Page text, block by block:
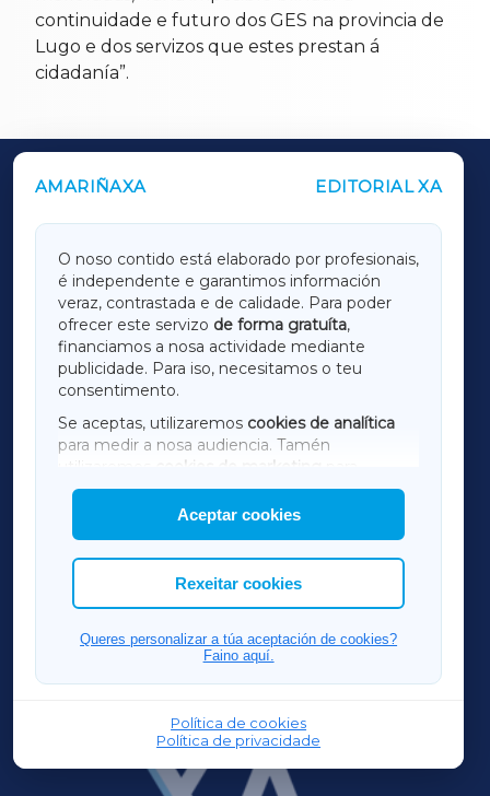
continuidade e futuro dos GES na provincia de
Lugo e dos servizos que estes prestan á
cidadanía”.
AMARIÑAXA EDITORIAL XA
O noso contido está elaborado por profesionais,
é independente e garantimos información
veraz, contrastada e de calidade. Para poder
ofrecer este servizo de forma gratuíta,
financiamos a nosa actividade mediante
publicidade. Para iso, necesitamos o teu
consentimento.
Se aceptas, utilizaremos cookies de analítica
para medir a nosa audiencia. Tamén
utilizaremos
cookies de marketing
mostrar publicidade de terceiros.
Así mesmo, podes personalizar a elección das
cookies que desexas permitir.
Aceptar cookies
Rexeitar cookies
Queres personalizar a túa aceptación de cookies?
Faino aquí.
Política de cookies
Política de privacidade
OUTROS PERIÓDICOS
LUGOXA
TERRACHAXA
AMARIÑAXA
RIBEIRASACRAXA
ACORUÑAXA
FERROLXA
OURENSEXA